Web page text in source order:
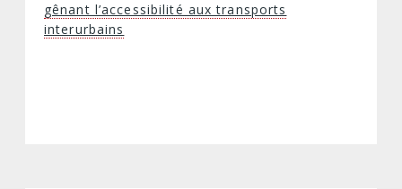
gênant l’accessibilité aux transports
interurbains